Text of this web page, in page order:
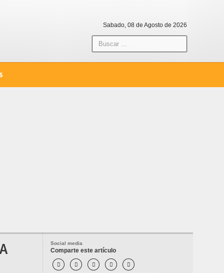
Sabado, 08 de Agosto de 2026
Social media
Comparte este artículo
    